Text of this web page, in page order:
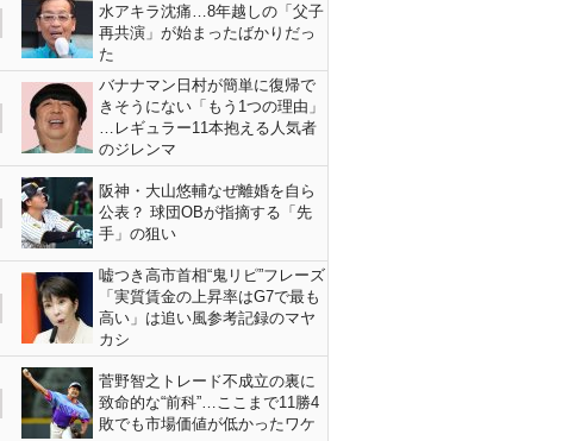
水アキラ沈痛…8年越しの「父子
再共演」が始まったばかりだっ
た
バナナマン日村が簡単に復帰で
きそうにない「もう1つの理由」
…レギュラー11本抱える人気者
のジレンマ
阪神・大山悠輔なぜ離婚を自ら
公表？ 球団OBが指摘する「先
手」の狙い
嘘つき高市首相“鬼リピ”フレーズ
「実質賃金の上昇率はG7で最も
高い」は追い風参考記録のマヤ
カシ
菅野智之トレード不成立の裏に
致命的な“前科”…ここまで11勝4
敗でも市場価値が低かったワケ